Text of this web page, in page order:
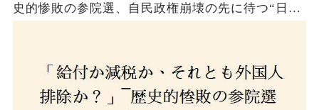
史的惨敗の参院選、自民政権崩壊の先に待つ“日本